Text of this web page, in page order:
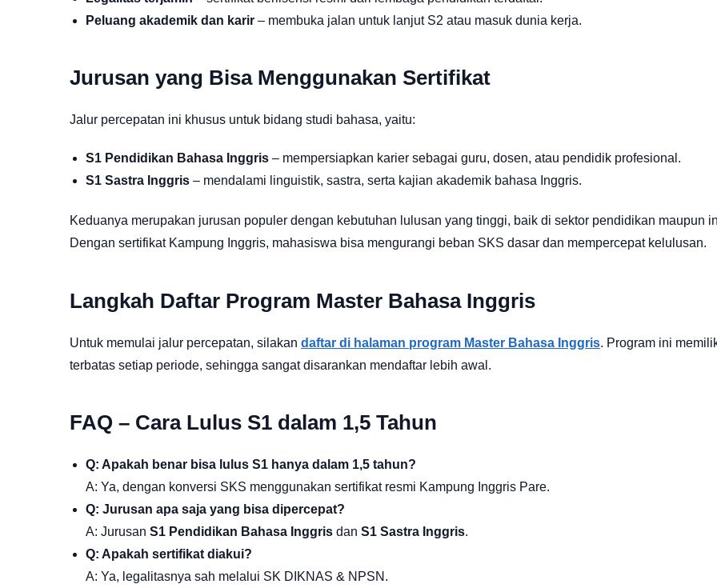
Peluang akademik dan karir – membuka jalan untuk lanjut S2 atau masuk dunia kerja.
Jurusan yang Bisa Menggunakan Sertifikat
Jalur percepatan ini khusus untuk bidang studi bahasa, yaitu:
S1 Pendidikan Bahasa Inggris – mempersiapkan karier sebagai guru, dosen, atau pendidik profesional.
S1 Sastra Inggris – mendalami linguistik, sastra, serta kajian akademik bahasa Inggris.
Keduanya merupakan jurusan populer dengan kebutuhan lulusan yang tinggi, baik di sektor pendidikan maupun
Dengan sertifikat Kampung Inggris, mahasiswa bisa mengurangi beban SKS dasar dan mempercepat kelulusan.
Langkah Daftar Program Master Bahasa Inggris
Untuk memulai jalur percepatan, silakan daftar di halaman program Master Bahasa Inggris. Program ini
terbatas setiap periode, sehingga sangat disarankan mendaftar lebih awal.
FAQ – Cara Lulus S1 dalam 1,5 Tahun
Q: Apakah benar bisa lulus S1 hanya dalam 1,5 tahun?
A: Ya, dengan konversi SKS menggunakan sertifikat resmi Kampung Inggris Pare.
Q: Jurusan apa saja yang bisa dipercepat?
A: Jurusan S1 Pendidikan Bahasa Inggris dan S1 Sastra Inggris.
Q: Apakah sertifikat diakui?
A: Ya, legalitasnya sah melalui SK DIKNAS & NPSN.